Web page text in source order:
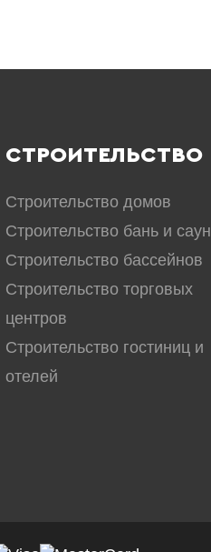
СТРОИТЕЛЬСТВО
Строительство домов
Строительство бань и саун
Строительство бассейнов
Строительство торговых
центров
Строительство гостиниц и
отелей